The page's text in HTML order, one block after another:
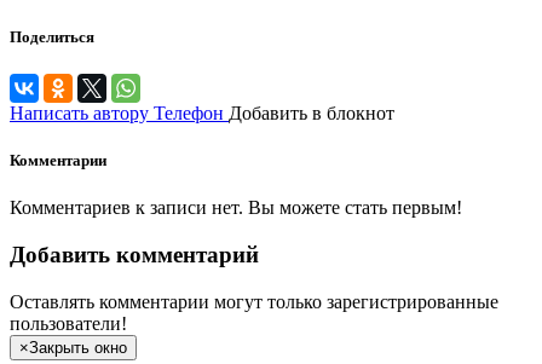
Поделиться
Написать автору Телефон Добавить в блокнот
Комментарии
Комментариев к записи нет. Вы можете стать первым!
Добавить комментарий
Оставлять комментарии могут только зарегистрированные
пользователи!
×Закрыть окно